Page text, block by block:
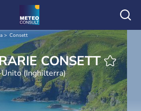
Consett
METEO ORARIE CONSETT
(Inghilterra)